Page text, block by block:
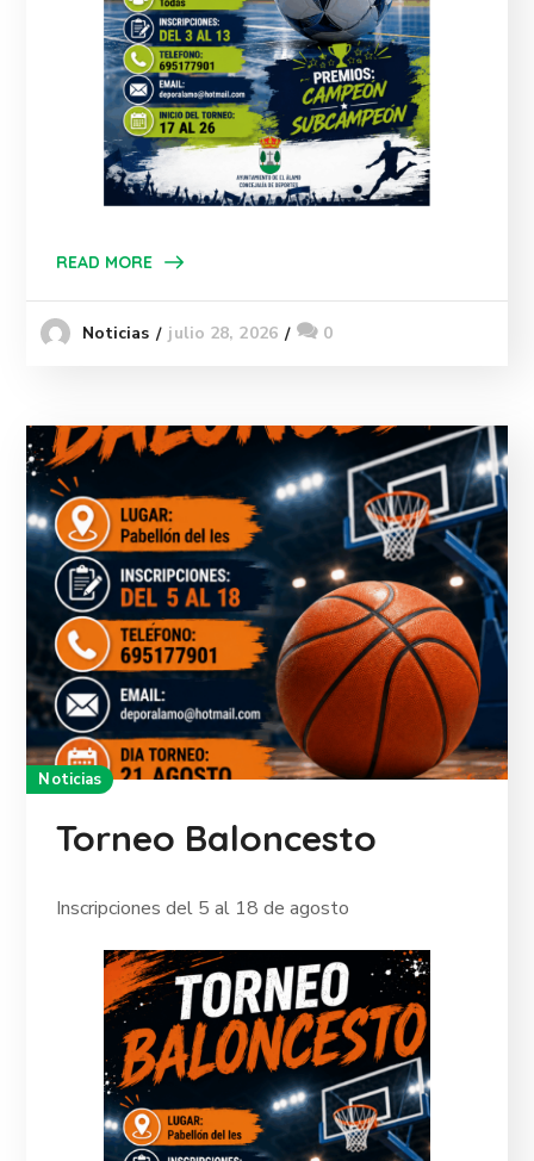
READ MORE
Noticias julio 28, 2026 0
Noticias
Torneo Baloncesto
Inscripciones del 5 al 18 de agosto